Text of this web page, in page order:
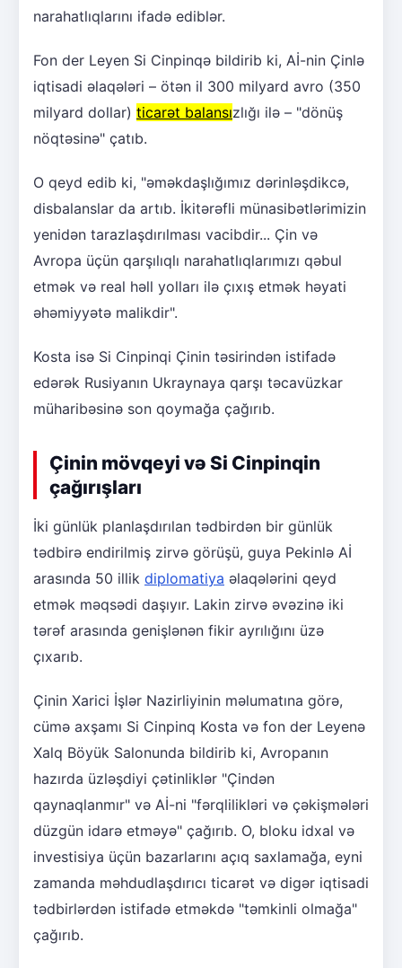
narahatlıqlarını ifadə ediblər.
Fon der Leyen Si Cinpinqə bildirib ki, Aİ-nin Çinlə
iqtisadi əlaqələri – ötən il 300 milyard avro (350
milyard dollar) ticarət balansızlığı ilə – "dönüş
nöqtəsinə" çatıb.
O qeyd edib ki, "əməkdaşlığımız dərinləşdikcə,
disbalanslar da artıb. İkitərəfli münasibətlərimizin
yenidən tarazlaşdırılması vacibdir... Çin və
Avropa üçün qarşılıqlı narahatlıqlarımızı qəbul
etmək və real həll yolları ilə çıxış etmək həyati
əhəmiyyətə malikdir".
Kosta isə Si Cinpinqi Çinin təsirindən istifadə
edərək Rusiyanın Ukraynaya qarşı təcavüzkar
müharibəsinə son qoymağa çağırıb.
Çinin mövqeyi və Si Cinpinqin
çağırışları
İki günlük planlaşdırılan tədbirdən bir günlük
tədbirə endirilmiş zirvə görüşü, guya Pekinlə Aİ
arasında 50 illik diplomatiya əlaqələrini qeyd
etmək məqsədi daşıyır. Lakin zirvə əvəzinə iki
tərəf arasında genişlənən fikir ayrılığını üzə
çıxarıb.
Çinin Xarici İşlər Nazirliyinin məlumatına görə,
cümə axşamı Si Cinpinq Kosta və fon der Leyenə
Xalq Böyük Salonunda bildirib ki, Avropanın
hazırda üzləşdiyi çətinliklər "Çindən
qaynaqlanmır" və Aİ-ni "fərqlilikləri və çəkişmələri
düzgün idarə etməyə" çağırıb. O, bloku idxal və
investisiya üçün bazarlarını açıq saxlamağa, eyni
zamanda məhdudlaşdırıcı ticarət və digər iqtisadi
tədbirlərdən istifadə etməkdə "təmkinli olmağa"
çağırıb.